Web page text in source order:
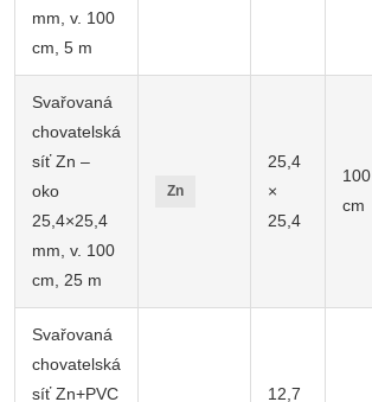
mm, v. 100
cm, 5 m
Svařovaná
chovatelská
síť Zn –
oko
25,4×25,4
mm, v. 100
cm, 25 m
Zn
25,4
×
25,4
100
cm
Svařovaná
chovatelská
síť Zn+PVC
12,7